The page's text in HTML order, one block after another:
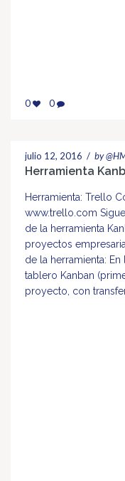
0 0
julio 12, 2016 / by
Herramienta
Herramienta: Trello
www.trello.com
de la herramienta
proyectos
de la herramienta:
tablero Kanban
proyecto, con